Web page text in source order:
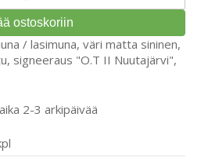
/ lasimuna, väri matta sininen,
signeeraus "O.T II Nuutajärvi",
2-3 arkipäivää